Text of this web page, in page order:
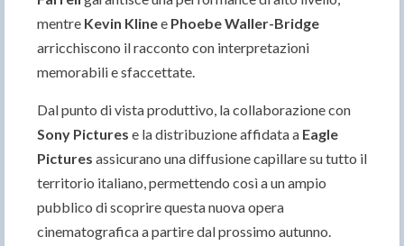
mentre Kevin Klinee Phoebe Waller-Bridge
arricchiscono il racconto con interpretazioni
memorabili e sfaccettate.
Dal punto di vista produttivo, la collaborazione con
Sony Pictures e la distribuzione affidata a Eagle
Pictures assicurano una diffusione capillare su tutto il
territorio italiano, permettendo così a un ampio
pubblico di scoprire questa nuova opera
cinematografica a partire dal prossimo autunno.